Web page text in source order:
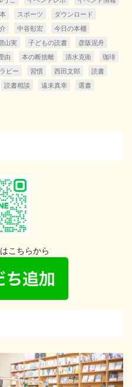
スポーツ
ダウンロード
中谷彰宏
今日の本棚
山実 子どもの読書
彦阪泥舟
由 本の断捨離 清水克衛
珈琲
ピー 習慣 西田文郎
読書
読書相談 遠未真幸
選書
こちらから